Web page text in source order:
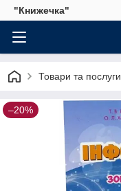
"Книжечка"
Товари та послуги
–20%